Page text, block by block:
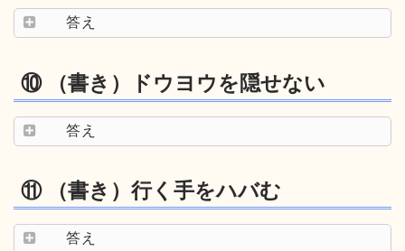
答え
⑩ （書き）ドウヨウを隠せない
答え
⑪ （書き）行く手をハバむ
答え